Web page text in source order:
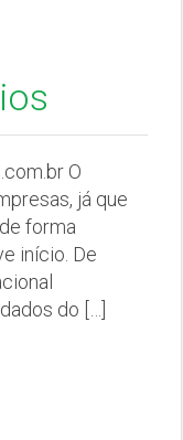
O
já que
forma
início. De
do […]